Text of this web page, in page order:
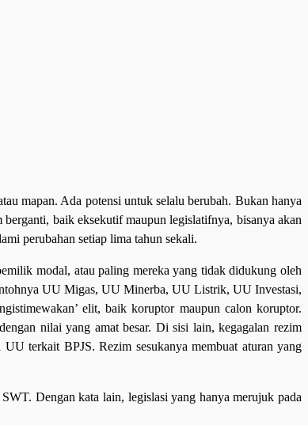
mapan. Ada potensi untuk selalu berubah. Bukan hanya
baik eksekutif maupun legislatifnya, bisanya akan
perubahan setiap lima tahun sekali.
modal, atau paling mereka yang tidak didukung oleh
UU Migas, UU Minerba, UU Listrik, UU Investasi,
elit, baik koruptor maupun calon koruptor.
nilai yang amat besar. Di sisi lain, kegagalan rezim
terkait BPJS. Rezim sesukanya membuat aturan yang
Dengan kata lain, legislasi yang hanya merujuk pada